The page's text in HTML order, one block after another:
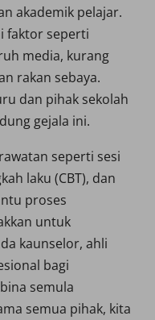
akademik pelajar.
faktor seperti
media, kurang
rakan sebaya.
dan pihak sekolah
gejala ini.
seperti sesi
laku (CBT), dan
proses
untuk
kaunselor, ahli
bagi
semula
semua pihak, kita